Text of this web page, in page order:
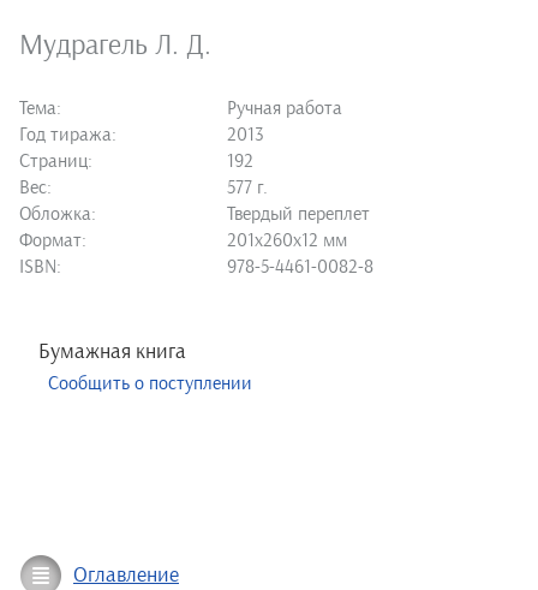
Мудрагель Л. Д.
Тема:
Ручная работа
Год тиража:
2013
Страниц:
192
Вес:
577 г.
Обложка:
Твердый переплет
Формат:
201х260х12 мм
ISBN:
978-5-4461-0082-8
Бумажная книга
Сообщить о поступлении
Оглавление